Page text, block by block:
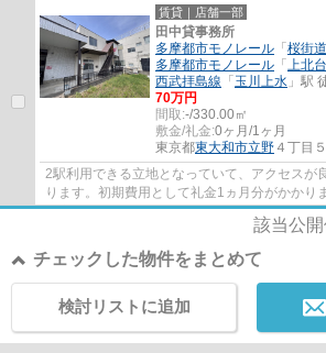
ります。賃料は35万円です。2駅利用できる...
賃貸｜店舗一部
田中貸事務所
多摩都市モノレール 「 桜街道
多摩都市モノレール 「 上北台
西武拝島線 「 玉川上水 」駅
70万円
間取:-/330.00㎡
敷金/礼金:0ヶ月/1ヶ月
東京都東大和市立野 ４丁目
2駅利用できる立地となっていて、アクセスが
ります。初期費用として礼金1ヵ月分がかかり
好立地。
該当公
チェックした物件をまとめて
検討リストに追加